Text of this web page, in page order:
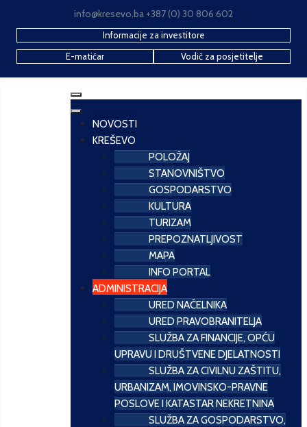
info@kresevo.ba +387 (0) 30 806 602
Informacije za investitore
E-matičar
Vodič za posjetitelje
NOVOSTI
KREŠEVO
POLOŽAJ
STANOVNIŠTVO
GOSPODARSTVO
KULTURA
TURIZAM
PREPOZNATLJIVOST
MAPA
INFO PORTAL
ADMINISTRACIJA
URED NAČELNIKA
URED PRAVOBRANITELJA
SLUŽBA ZA FINANCIJE, OPĆU
UPRAVU I DRUŠTVENE DJELATNOSTI
SLUŽBA ZA CIVILNU ZAŠTITU,
URBANIZAM, IMOVINSKO-PRAVNE
POSLOVE I KATASTAR NEKRETNINA
SLUŽBA ZA GOSPODARSTVO,